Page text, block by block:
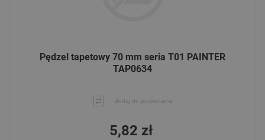
Pędzel tapetowy 70 mm seria T01 PAINTER
TAP0634
dodaj do porównania
5,82 zł